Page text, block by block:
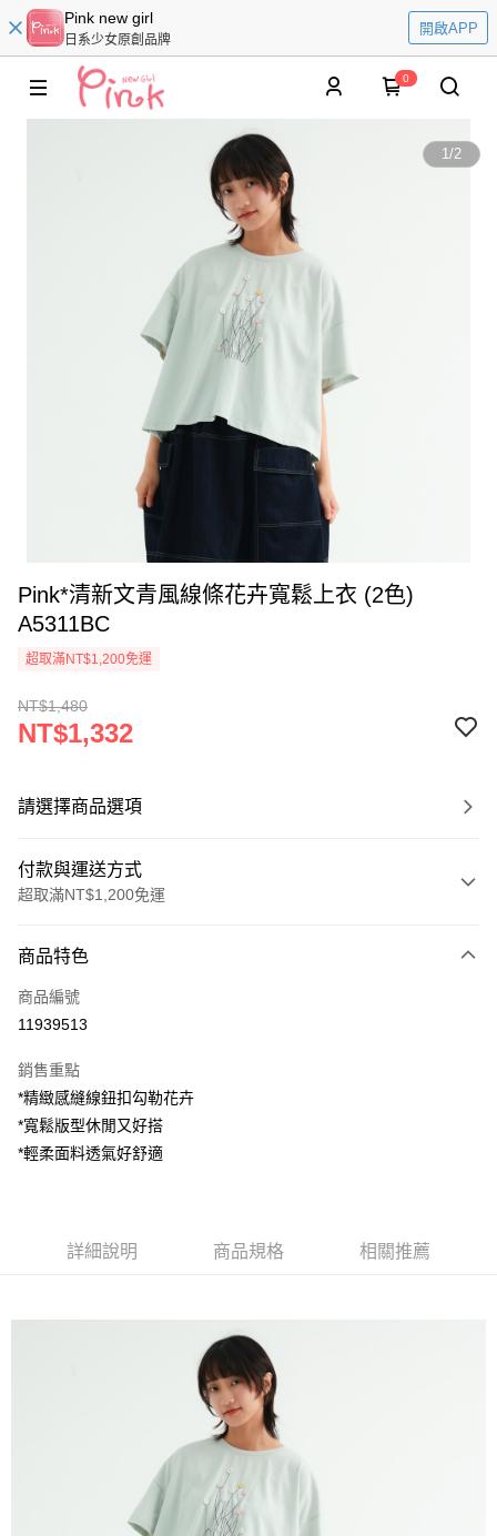
Pink new girl
日系少女原創品牌
開啟APP
0
1/2
Pink*清新文青風線條花卉寬鬆上衣 (2色)
A5311BC
超取滿NT$1,200免運
NT$1,480
NT$1,332
請選擇商品選項
付款與運送方式
超取滿NT$1,200免運
信用卡一次付款
超商取貨付款
Apple Pay
街口支付
相關說明
２．便利：只要手機號碼，簡訊認證，即可結帳。
３．安心：先確認商品／服務後，再付款。
【「AFTEE先享後付」結帳流程】
１．於結帳方式選擇「AFTEE先享後付」後，將跳轉至「AFTEE先享後付」
結帳頁面，進行簡訊認證並確認金額後，即可完成結帳。
２．訂單成立數日內，您將收到繳費通知簡訊。
３．收到繳費通知簡訊後14天內，點擊此簡訊中的連結，可透過四大超商／
ATM／網路銀行／等多元方式進行付款，方視為交易完成。
※ 請注意：結帳手續完成當下不需立刻繳費，但若您需要取消訂單，請聯絡
每筆NT$80，滿NT$1,200(含以上)免運費
每筆NT$80，滿NT$1,200(含以上)免運費
商品特色
商品編號
11939513
銷售重點
*精緻感縫線鈕扣勾勒花卉
*寬鬆版型休閒又好搭
*輕柔面料透氣好舒適
詳細說明 商品規格 相關推薦